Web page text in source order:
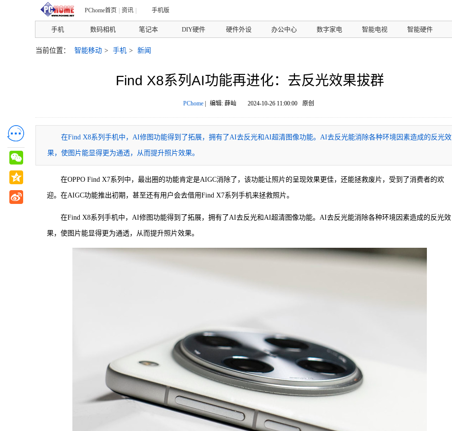
PChome首页 资讯 手机版
手机 数码相机 笔记本 DIY硬件 硬件外设 办公中心 数字家电 智能电视 智能硬件
当前位置： 智能移动 > 手机 > 新闻
Find X8系列AI功能再进化：去反光效果拔群
PChome| 编辑: 薛屾 2024-10-26 11:00:00 原创
在Find X8系列手机中，AI修图功能得到了拓展，拥有了AI去反光和AI超清图像功能。AI去反光能消除各种环境因素造成的反光效
果，使图片能显得更为通透，从而提升照片效果。
在OPPO Find X7系列中，最出圈的功能肯定是AIGC消除了，该功能让照片的呈现效果更佳，还能拯救废片，受到了消费者的欢
迎。在AIGC功能推出初期，甚至还有用户会去借用Find X7系列手机来拯救照片。
在Find X8系列手机中，AI修图功能得到了拓展，拥有了AI去反光和AI超清图像功能。AI去反光能消除各种环境因素造成的反光效
果，使图片能显得更为通透，从而提升照片效果。